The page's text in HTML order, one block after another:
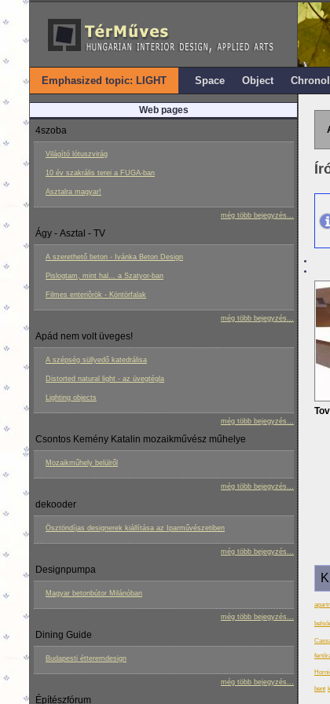
Emphasized topic: LIGHT Space Object
Web pages
4szoba
Világító lótuszvirág
10 év szakrális terei a FUGA-ban
Asztalra magyar!
még több bejegyzés...
Ágy - Asztal - TV
A szerethető beton - Ivánka Beton Design
Pislogtam, mint hal... a Szatyor-ban
Filmes enteriôrök - Köntörfalak
még több bejegyzés...
Apád nem volt üveges!
A szépség süllyedő katedrálisa
Distorted natural light - az üvegtégla
Lighting objects
még több bejegyzés...
Csontos Kemény Katalin mozaikművész műhelye
Mozaikműhely belülről
még több bejegyzés...
dekooder
Ösztöndíjas designerek kiállítása az Iparművészetiben
még több bejegyzés...
Designpumpa
Magyar betonbútor Milánóban
még több bejegyzés...
Dining Guide
Budapesti étteremdesign
még több bejegyzés...
Építészfórum
bent